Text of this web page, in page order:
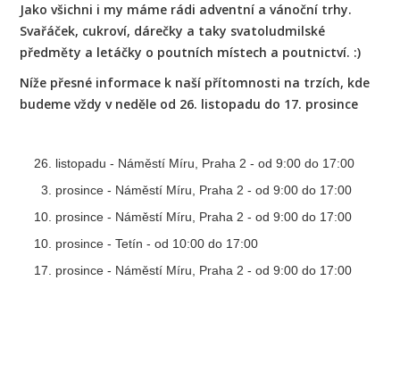
Jako všichni i my máme rádi adventní a vánoční trhy.
Svařáček, cukroví, dárečky a taky svatoludmilské
předměty a letáčky o poutních místech a poutnictví. :)
Níže přesné informace k naší přítomnosti na trzích, kde
budeme vždy v neděle od 26. listopadu do 17. prosince
listopadu - Náměstí Míru, Praha 2 - od 9:00 do 17:00
prosince - Náměstí Míru, Praha 2 - od 9:00 do 17:00
prosince - Náměstí Míru, Praha 2 - od 9:00 do 17:00
prosince - Tetín - od 10:00 do 17:00
prosince - Náměstí Míru, Praha 2 - od 9:00 do 17:00